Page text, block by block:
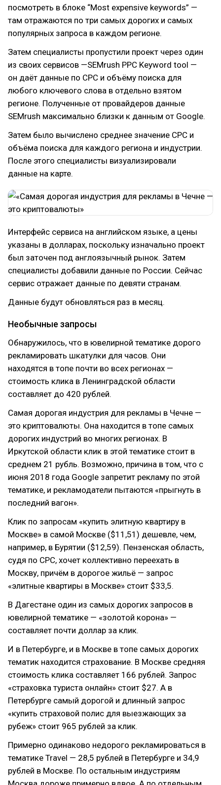
посмотреть в блоке “Most expensive keywords” —
там отражаются по три самых дорогих и самых
популярных запроса в каждом регионе.
Затем специалисты пропустили проект через один
из своих сервисов —SEMrush PPC Keyword tool —
он даёт данные по СРС и объёму поиска для
любого ключевого слова в отдельно взятом
регионе. Полученные от провайдеров данные
SEMrush максимально близки к данным от Google.
Затем было вычислено среднее значение СРС и
объёма поиска для каждого региона и индустрии.
После этого специалисты визуализировали
данные на карте.
Интерфейс сервиса на английском языке, а цены
указаны в долларах, поскольку изначально проект
был заточен под англоязычный рынок. Затем
специалисты добавили данные по России. Сейчас
сервис отражает данные по девяти странам.
Данные будут обновляться раз в месяц.
Необычные запросы
Обнаружилось, что в ювелирной тематике дорого
рекламировать шкатулки для часов. Они
находятся в топе почти во всех регионах —
стоимость клика в Ленинградской области
составляет до 420 рублей.
Cамая дорогая индустрия для рекламы в Чечне —
это криптовалюты. Она находится в топе самых
дорогих индустрий во многих регионах. В
Иркутской области клик в этой тематике стоит в
среднем 21 рубль. Возможно, причина в том, что с
июня 2018 года Google запретит рекламу по этой
тематике, и рекламодатели пытаются «прыгнуть в
последний вагон».
Клик по запросам «купить элитную квартиру в
Москве» в самой Москве ($11,51) дешевле, чем,
например, в Бурятии ($12,59). Пензенская область,
судя по СРС, хочет коллективно переехать в
Москву, причём в дорогое жильё — запрос
«элитные квартиры в Москве» стоит $33,5.
В Дагестане один из самых дорогих запросов в
ювелирной тематике — «золотой корона» —
составляет почти доллар за клик.
И в Петербурге, и в Москве в топе самых дорогих
тематик находится страхование. В Москве средняя
стоимость клика составляет 166 рублей. Запрос
«страховка туриста онлайн» стоит $27. А в
Петербурге самый дорогой и длинный запрос
«купить страховой полис для выезжающих за
рубеж» стоит 965 рублей за клик.
Примерно одинаково недорого рекламироваться в
тематике Travel — 28,5 рублей в Петербурге и 34,9
рублей в Москве. По остальным индустриям